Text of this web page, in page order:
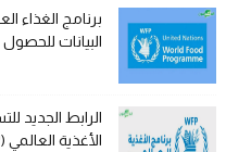
البيانات
الرابط الجديد
الأغذية العالمي (WFP) – قطاع غزة